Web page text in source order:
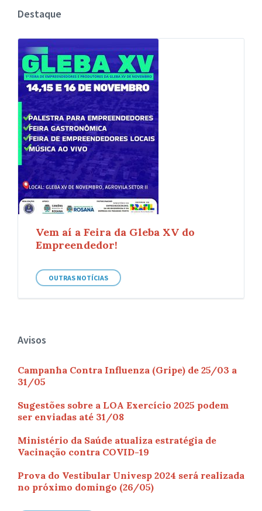
Destaque
Vem aí a Feira da Gleba XV do
Empreendedor!
OUTRAS NOTÍCIAS
Avisos
Campanha Contra Influenza (Gripe) de 25/03 a
31/05
Sugestões sobre a LOA Exercício 2025 podem
ser enviadas até 31/08
Ministério da Saúde atualiza estratégia de
Vacinação contra COVID-19
Prova do Vestibular Univesp 2024 será realizada
no próximo domingo (26/05)